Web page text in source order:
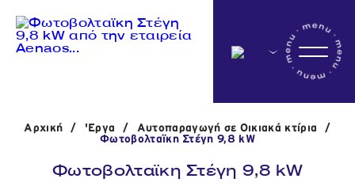
Η εταιρεία
Αρχική / 'Εργα / Αυτοπαραγωγή σε Οικιακά κτίρια
/
Φωτοβολταϊκη Στέγη 9,8 kW
Φωτοβολταϊκη Στέγη 9,8 kW